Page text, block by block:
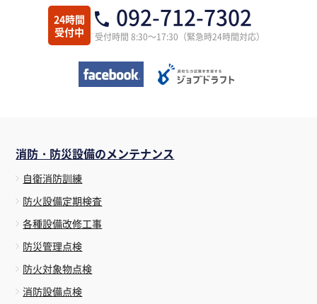
24時間
受付中
092-712-7302
受付時間 8:30～17:30（緊急時24時間対応）
消防・防災設備のメンテナンス
自衛消防訓練
防火設備定期検査
各種設備改修工事
防災管理点検
防火対象物点検
消防設備点検